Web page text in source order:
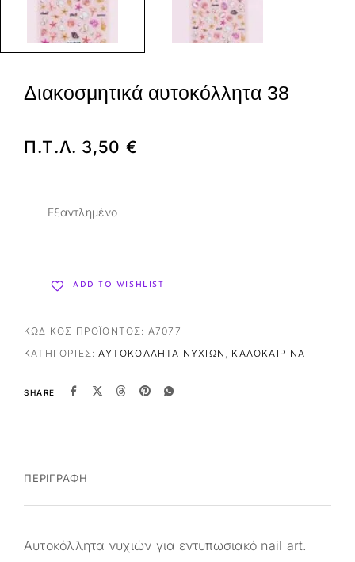
Διακοσμητικά αυτοκόλλητα 38
Π.Τ.Λ. 3,50 €
Εξαντλημένο
ADD TO WISHLIST
ΚΩΔΙΚΌΣ ΠΡΟΪΌΝΤΟΣ: A7077
ΚΑΤΗΓΟΡΊΕΣ:ΑΥΤΟΚΌΛΛΗΤΑ ΝΥΧΙΏΝ , ΚΑΛΟΚΑΙΡΙΝΆ
SHARE
ΠΕΡΙΓΡΑΦΉ
Αυτοκόλλητα νυχιών για εντυπωσιακό nail art.